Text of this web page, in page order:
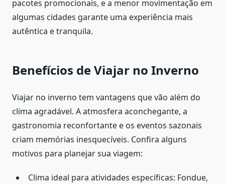
pacotes promocionais, e a menor movimentação em
algumas cidades garante uma experiência mais
autêntica e tranquila.
Benefícios de Viajar no Inverno
Viajar no inverno tem vantagens que vão além do
clima agradável. A atmosfera aconchegante, a
gastronomia reconfortante e os eventos sazonais
criam memórias inesquecíveis. Confira alguns
motivos para planejar sua viagem:
Clima ideal para atividades específicas: Fondue,